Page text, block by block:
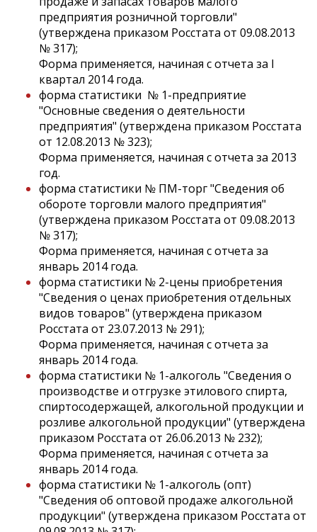
предприятия розничной торговли"
(утверждена приказом Росстата от 09.08.2013
№ 317);
Форма применяется, начиная с отчета за I
квартал 2014 года.
форма статистики № 1-предприятие
"Основные сведения о деятельности
предприятия" (утверждена приказом Росстата
от 12.08.2013 № 323);
Форма применяется, начиная с отчета за 2013
год.
форма статистики № ПМ-торг "Сведения об
обороте торговли малого предприятия"
(утверждена приказом Росстата от 09.08.2013
№ 317);
Форма применяется, начиная с отчета за
январь 2014 года.
форма статистики № 2-цены приобретения
"Сведения о ценах приобретения отдельных
видов товаров" (утверждена приказом
Росстата от 23.07.2013 № 291);
Форма применяется, начиная с отчета за
январь 2014 года.
форма статистики № 1-алкоголь "Сведения о
производстве и отгрузке этилового спирта,
спиртосодержащей, алкогольной продукции и
розливе алкогольной продукции" (утверждена
приказом Росстата от 26.06.2013 № 232);
Форма применяется, начиная с отчета за
январь 2014 года.
форма статистики № 1-алкоголь (опт)
"Сведения об оптовой продаже алкогольной
продукции" (утверждена приказом Росстата от